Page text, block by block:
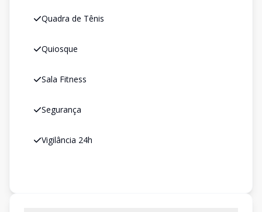
Quadra de Tênis
Quiosque
Sala Fitness
Segurança
Vigilância 24h